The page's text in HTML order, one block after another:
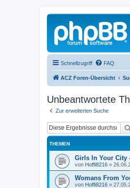
Schnellzugriff FAQ
ACZ Foren-Übersicht
Unbeantwortete
Zur erweiterten Suche
THEMEN
Girls In Your City
von Hoffi8216 »
Womans From
von Hoffi8216 »